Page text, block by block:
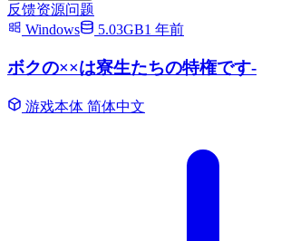
反馈资源问题
Windows
5.03GB1 年前
ボクの××は寮生たちの特権です-
游戏本体 简体中文